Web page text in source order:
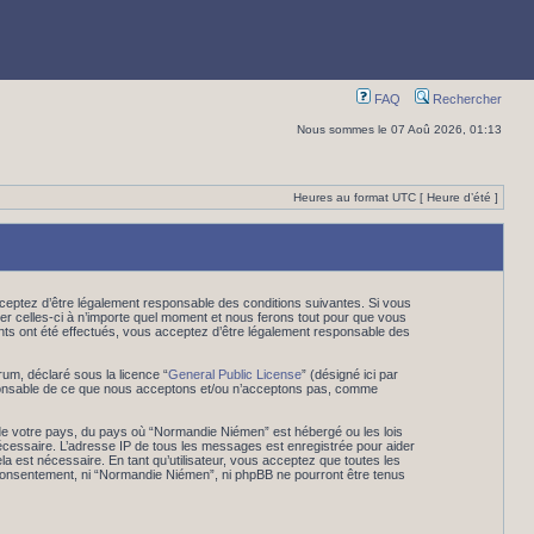
FAQ Rechercher
Nous sommes le 07 Aoû 2026, 01:13
Heures au format UTC [ Heure d’été ]
d’être légalement responsable des conditions suivantes. Si vous
celles-ci à n’importe quel moment et nous ferons tout pour que vous
ont été effectués, vous acceptez d’être légalement responsable des
déclaré sous la licence “General Public License” (désigné ici par
de ce que nous acceptons et/ou n’acceptons pas, comme
pays, du pays où “Normandie Niémen” est hébergé ou les lois
L’adresse IP de tous les messages est enregistrée pour aider
est nécessaire. En tant qu’utilisateur, vous acceptez que toutes les
ni “Normandie Niémen”, ni phpBB ne pourront être tenus